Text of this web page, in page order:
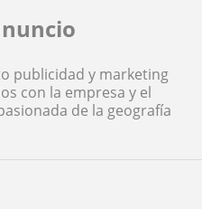
publicidad y marketing
con la empresa y el
de la geografía